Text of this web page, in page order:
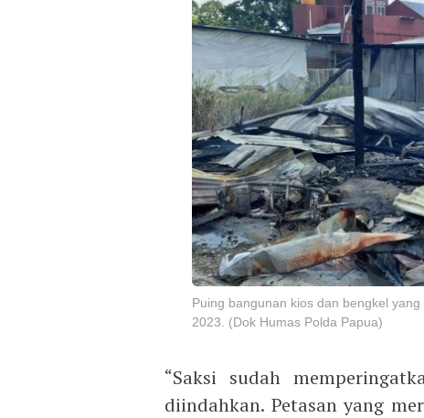
Puing bangunan kios dan bengkel
2023. (Dok Humas Polda Papua)
“Saksi sudah
diindahkan. Petasan yang